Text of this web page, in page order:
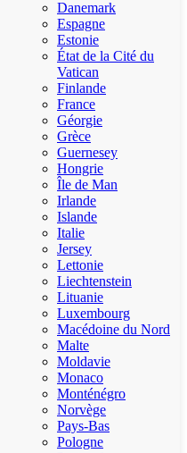
Danemark
Espagne
Estonie
État de la Cité du
Vatican
Finlande
France
Géorgie
Grèce
Guernesey
Hongrie
Île de Man
Irlande
Islande
Italie
Jersey
Lettonie
Liechtenstein
Lituanie
Luxembourg
Macédoine du Nord
Malte
Moldavie
Monaco
Monténégro
Norvège
Pays-Bas
Pologne